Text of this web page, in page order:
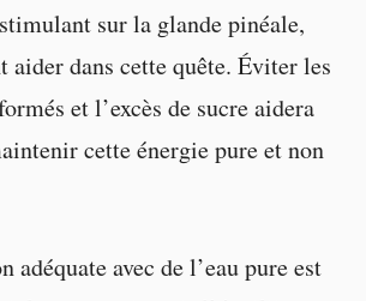
sur la glande pinéale,
aider dans cette quête. Éviter les
et l’excès de sucre aidera
cette énergie pure et non
adéquate avec de l’eau pure est